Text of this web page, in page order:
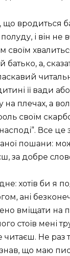
що вродиться
полуду, і він не
своїм
батько, а,
її вади
на плечах, а
своїм
Все це
пошани:
за добре
хотів би я
ані
вміщати на
стоїв мені
читаєш. Не раз
що маю